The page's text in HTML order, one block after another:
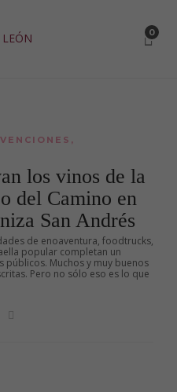
0
,
los vinos de la
del Camino en
San Andrés
de enoaventura, foodtrucks,
popular completan un
Muchos y muy buenos
Pero no sólo eso es lo que